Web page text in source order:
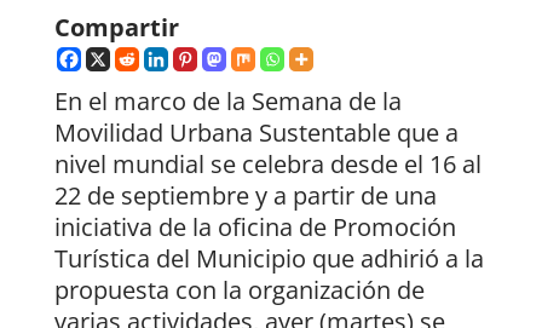
Compartir
En el marco de la Semana de la
Movilidad Urbana Sustentable que a
nivel mundial se celebra desde el 16 al
22 de septiembre y a partir de una
iniciativa de la oficina de Promoción
Turística del Municipio que adhirió a la
propuesta con la organización de